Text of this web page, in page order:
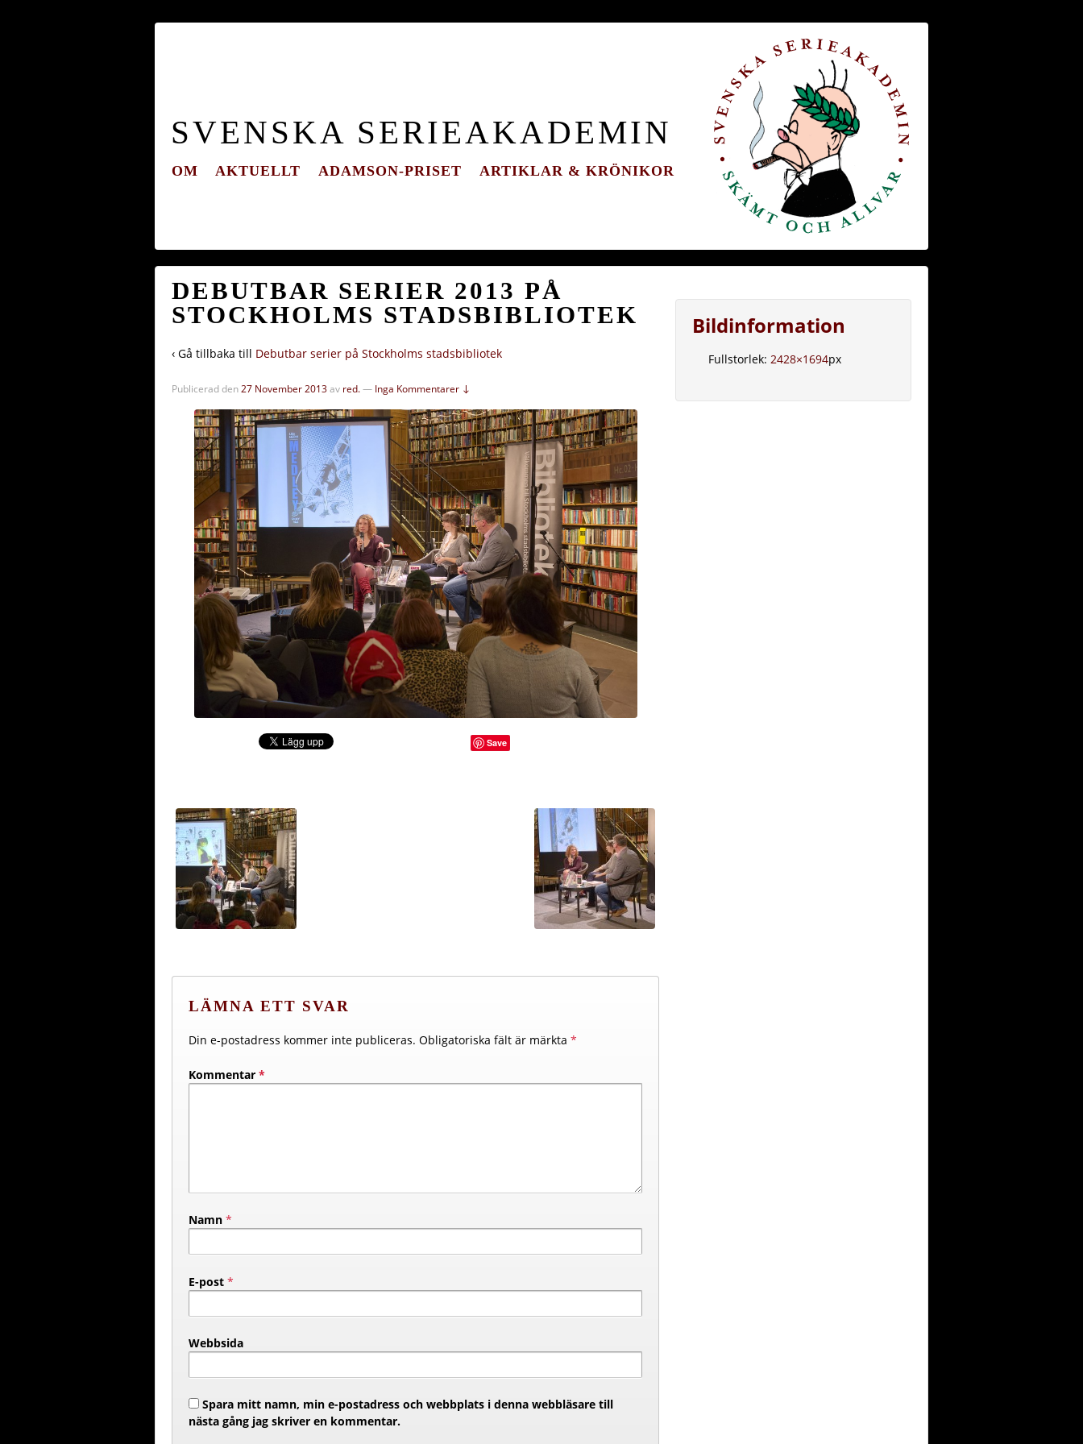
SVENSKA SERIEAKADEMIN
OM AKTUELLT ADAMSON-PRISET ARTIKLAR & KRÖNIKOR
DEBUTBAR SERIER 2013 PÅ
STOCKHOLMS STADSBIBLIOTEK
‹ Gå tillbaka till Debutbar serier på Stockholms stadsbibliotek
Publicerad den27 November 2013av red.— Inga Kommentarer ↓
Save
LÄMNA ETT SVAR
Din e-postadress kommer inte publiceras. Obligatoriska fält är märkta *
Kommentar *
Namn *
E-post *
Webbsida
Spara mitt namn, min e-postadress och webbplats i denna webbläsare till
nästa gång jag skriver en kommentar.
Bildinformation
Fullstorlek: 2428×1694px